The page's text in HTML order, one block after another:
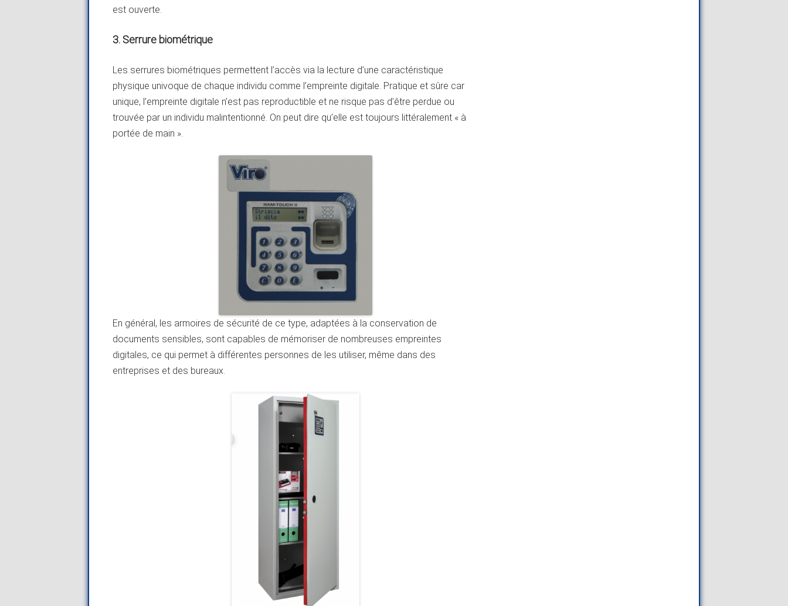
est ouverte.
3. Serrure biométrique
Les serrures biométriques permettent l’accès via la lecture d’une caractéristique
physique univoque de chaque individu comme l’empreinte digitale. Pratique et sûre car
unique, l’empreinte digitale n’est pas reproductible et ne risque pas d’être perdue ou
trouvée par un individu malintentionné. On peut dire qu’elle est toujours littéralement « à
portée de main ».
En général, les armoires de sécurité de ce type, adaptées à la conservation de
documents sensibles, sont capables de mémoriser de nombreuses empreintes
digitales, ce qui permet à différentes personnes de les utiliser, même dans des
entreprises et des bureaux.